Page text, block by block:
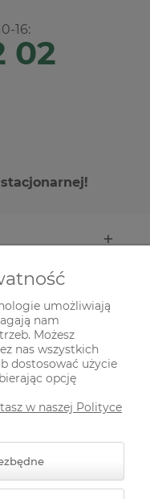
16:
02
umożliwiają
nam
Możesz
nas wszystkich
dostosować użycie
opcję
w naszej Polityce